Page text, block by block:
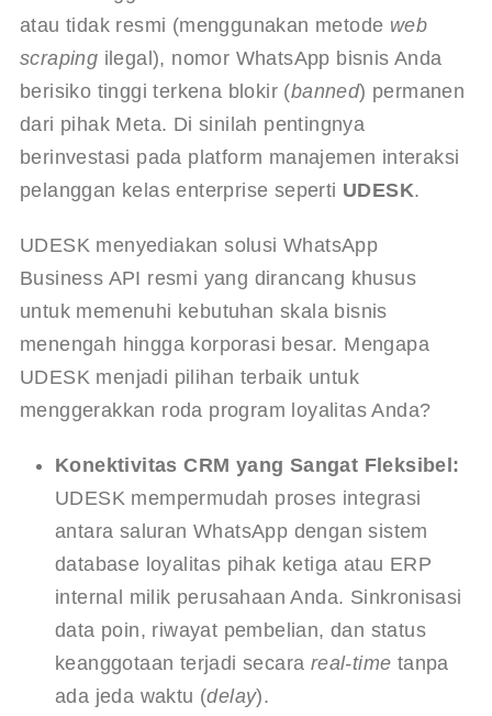
atau tidak resmi (menggunakan metode web
scraping ilegal), nomor WhatsApp bisnis Anda
berisiko tinggi terkena blokir (banned) permanen
dari pihak Meta. Di sinilah pentingnya
berinvestasi pada platform manajemen interaksi
pelanggan kelas enterprise seperti UDESK.
UDESK menyediakan solusi WhatsApp
Business API resmi yang dirancang khusus
untuk memenuhi kebutuhan skala bisnis
menengah hingga korporasi besar. Mengapa
UDESK menjadi pilihan terbaik untuk
menggerakkan roda program loyalitas Anda?
Konektivitas CRM yang Sangat Fleksibel:
UDESK mempermudah proses integrasi
antara saluran WhatsApp dengan sistem
database loyalitas pihak ketiga atau ERP
internal milik perusahaan Anda. Sinkronisasi
data poin, riwayat pembelian, dan status
keanggotaan terjadi secara real-time tanpa
ada jeda waktu (delay).